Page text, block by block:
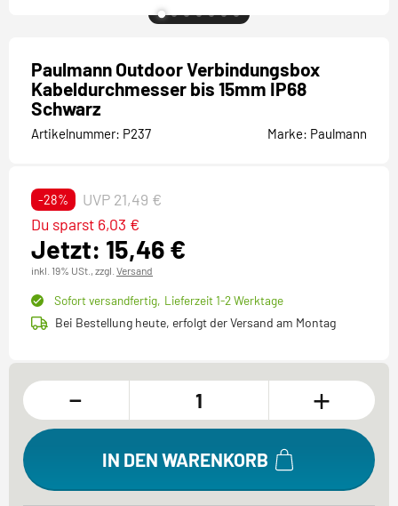
Paulmann Outdoor Verbindungsbox
Kabeldurchmesser bis 15mm IP68
Schwarz
Artikelnummer: P237 Marke: Paulmann
-28% UVP 21,49 €
Jetzt: 15,46 €
Du sparst 6,03 €
inkl. 19% USt., zzgl. Versand
Sofort versandfertig, Lieferzeit 1-2 Werktage
Bei Bestellung heute, erfolgt der Versand am Montag
- +
IN DEN WARENKORB